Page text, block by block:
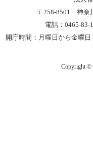
〒258-8501 神奈
電話：0465-83-
開庁時間：月曜日から金曜
Copyright ©